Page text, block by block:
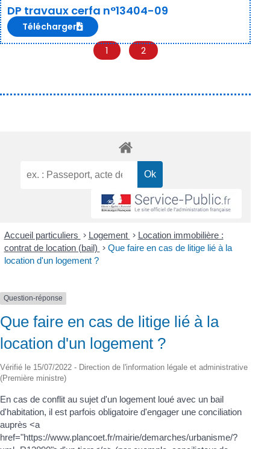
DP travaux cerfa n°13404-09
Télécharger
1 2
Accueil particuliers > Logement > Location immobilière :
contrat de location (bail) > Que faire en cas de litige lié à la
location d'un logement ?
Question-réponse
Que faire en cas de litige lié à la
location d'un logement ?
Vérifié le 15/07/2022 - Direction de l'information légale et administrative
(Première ministre)
En cas de conflit au sujet d'un logement loué avec un bail
d'habitation, il est parfois obligatoire d'engager une conciliation
auprès <a
href="https://www.plancoet.fr/mairie/demarches/urbanisme/?